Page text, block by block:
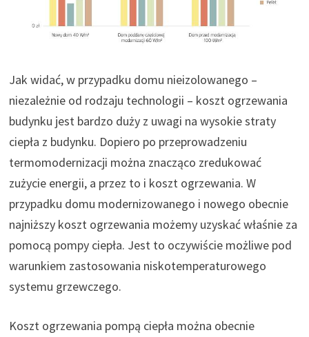
Jak widać, w przypadku domu nieizolowanego –
niezależnie od rodzaju technologii – koszt ogrzewania
budynku jest bardzo duży z uwagi na wysokie straty
ciepła z budynku. Dopiero po przeprowadzeniu
termomodernizacji można znacząco zredukować
zużycie energii, a przez to i koszt ogrzewania. W
przypadku domu modernizowanego i nowego obecnie
najniższy koszt ogrzewania możemy uzyskać właśnie za
pomocą pompy ciepła. Jest to oczywiście możliwe pod
warunkiem zastosowania niskotemperaturowego
systemu grzewczego.
Koszt ogrzewania pompą ciepła można obecnie